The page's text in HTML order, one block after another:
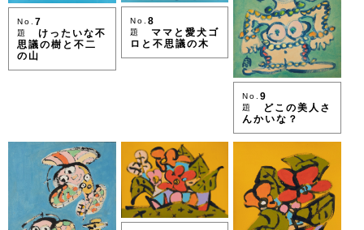
No. 7
題
けったいな不
思議の樹と不二
の山
No. 8
題
ママと愛犬ゴ
ロと不思議の木
No.9
題
どこの美人さ
んかいな？